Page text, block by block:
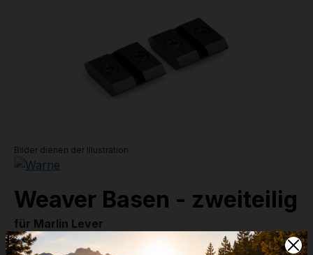
Bilder dienen der Illustration
Weaver Basen - zweiteilig
für Marlin Lever